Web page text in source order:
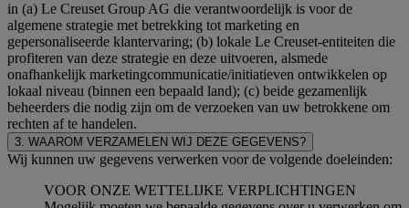
in (a) Le Creuset Group AG die verantwoordelijk is voor de
algemene strategie met betrekking tot marketing en
gepersonaliseerde klantervaring; (b) lokale Le Creuset-entiteiten die
profiteren van deze strategie en deze uitvoeren, alsmede
onafhankelijk marketingcommunicatie/initiatieven ontwikkelen op
lokaal niveau (binnen een bepaald land); (c) beide gezamenlijk
beheerders die nodig zijn om de verzoeken van uw betrokkene om
rechten af te handelen.
3. WAAROM VERZAMELEN WIJ DEZE GEGEVENS?
Wij kunnen uw gegevens verwerken voor de volgende doeleinden:
VOOR ONZE WETTELIJKE VERPLICHTINGEN